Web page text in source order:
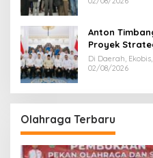
Anton
Proyek
Di Daerah,
02/08/2026
Olahraga Terbaru